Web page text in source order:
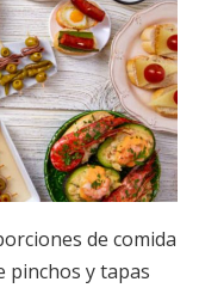
de comida
pinchos y tapas